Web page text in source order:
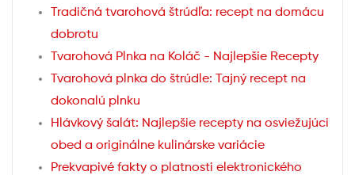
Tradičná tvarohová štrúdľa: recept na domácu
dobrotu
Tvarohová Plnka na Koláč - Najlepšie Recepty
Tvarohová plnka do štrúdle: Tajný recept na
dokonalú plnku
Hlávkový šalát: Najlepšie recepty na osviežujúci
obed a originálne kulinárske variácie
Prekvapivé fakty o platnosti elektronického